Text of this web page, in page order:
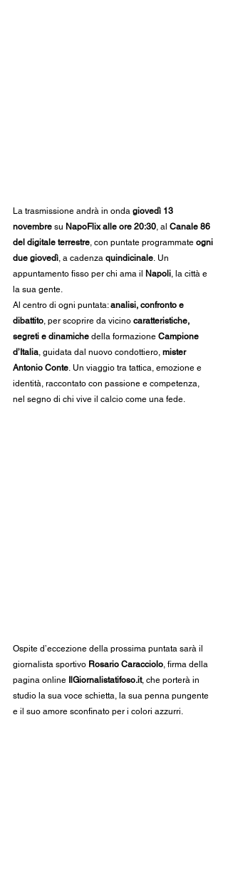
La trasmissione andrà in onda giovedì 13
novembre su NapoFlix alle ore 20:30, al Canale 86
del digitale terrestre, con puntate programmate ogni
due giovedì, a cadenza quindicinale. Un
appuntamento fisso per chi ama il Napoli, la città e
la sua gente.
Al centro di ogni puntata: analisi, confronto e
dibattito, per scoprire da vicino caratteristiche,
segreti e dinamiche della formazione Campione
d’Italia, guidata dal nuovo condottiero, mister
Antonio Conte. Un viaggio tra tattica, emozione e
identità, raccontato con passione e competenza,
nel segno di chi vive il calcio come una fede.
Ospite d’eccezione della prossima puntata sarà il
giornalista sportivo Rosario Caracciolo, firma della
pagina online IlGiornalistatifoso.it, che porterà in
studio la sua voce schietta, la sua penna pungente
e il suo amore sconfinato per i colori azzurri.